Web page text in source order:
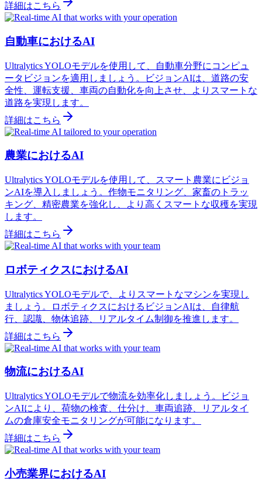
詳細はこちら
自動車におけるAI
Ultralytics YOLOモデルを使用して、自動車分野にコンピュ
ータビジョンを適用しましょう。ビジョンAIは、道路の安
全性、運転支援、車両の自動化を向上させ、よりスマートな
道路を実現します。
詳細はこちら
農業におけるAI
Ultralytics YOLOモデルを使用して、スマート農業にビジョ
ンAIを導入しましょう。作物モニタリング、家畜のトラッ
キング、精密農業を強化し、より高くスマートな収穫を実現
します。
詳細はこちら
ロボティクスにおけるAI
Ultralytics YOLOモデルで、よりスマートなマシンを実現し
ましょう。ロボティクスにおけるビジョンAIは、自律航
行、認識、物体追跡、リアルタイム制御を推進します。
詳細はこちら
物流におけるAI
Ultralytics YOLOモデルで物流を効率化しましょう。ビジョ
ンAIにより、荷物の検査、仕分け、車両追跡、リアルタイ
ムの倉庫安全モニタリングが可能になります。
詳細はこちら
小売業界におけるAI